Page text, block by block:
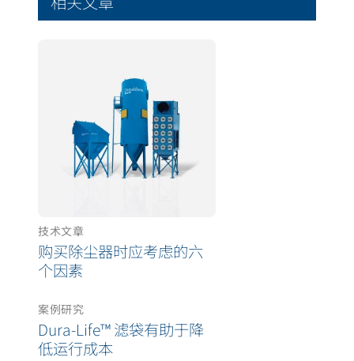
技术文章
购买除尘器时应考虑的六
个因素
案例研究
Dura-Life™ 滤袋有助于降
低运行成本